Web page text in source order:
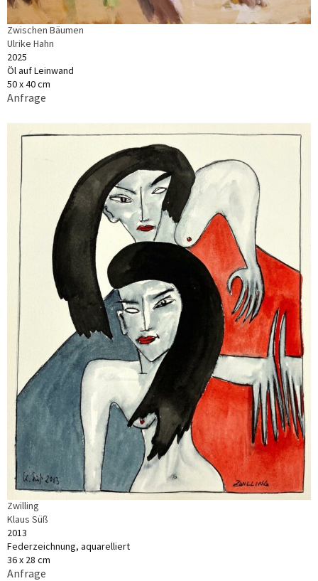
Zwischen Bäumen
Ulrike Hahn
2025
Öl auf Leinwand
50 x 40 cm
Anfrage
Zwilling
Klaus Süß
2013
Federzeichnung, aquarelliert
36 x 28 cm
Anfrage